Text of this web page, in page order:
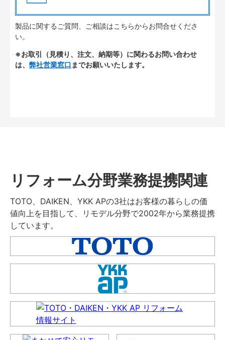
製品に関するご質問、ご相談はこちらからお問合せくださ
い。
※お取引（見積り、注文、納期等）に関わるお問い合わせ
は、 弊社営業窓口 までお願いいたします。
リフォーム分野業務提携関連
TOTO、DAIKEN、YKK APの3社はお客様の暮らしの価
値向上を目指して、リモデル分野で2002年から業務提携
しています。